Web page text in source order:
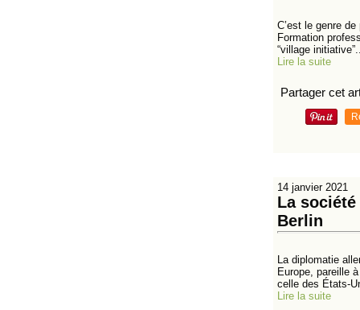
C’est le genre
Formation
“village
Lire la suite
Partager cet
14 janvier 2021
La
Berlin
La diplomatie
Europe, pareille
celle des États-
Lire la suite